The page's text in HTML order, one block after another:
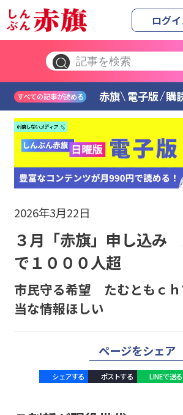
ログ
すべての記事が読める 赤旗 電子版 購
2026年3月22日
３月「赤旗」申し込み
で１０００人超
市民守る希望 たむともｃ
当な情報ほしい
ページをシェア
シェアする ポストする LINEで送る